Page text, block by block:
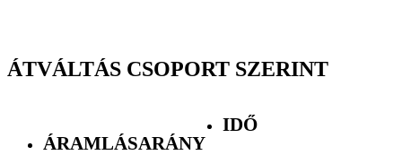
ÁTVÁLTÁS CSOPORT SZERINT
ÁRAMLÁSARÁNY
IDŐ